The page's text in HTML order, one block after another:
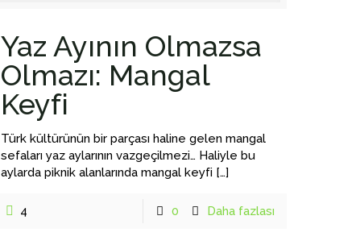
Yaz Ayının Olmazsa
Olmazı: Mangal
Keyfi
Türk kültürünün bir parçası haline gelen mangal
sefaları yaz aylarının vazgeçilmezi… Haliyle bu
aylarda piknik alanlarında mangal keyfi […]
4 0 Daha fazlası